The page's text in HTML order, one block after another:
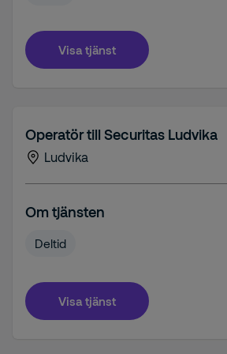
Visa tjänst
Operatör till Securitas Ludvika
Ludvika
Om tjänsten
Deltid
Visa tjänst